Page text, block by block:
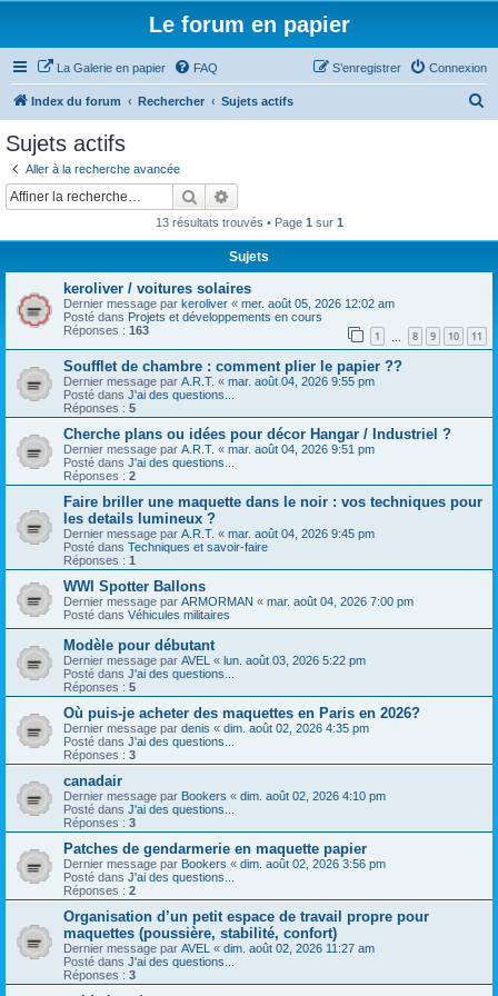
Le forum en papier
La Galerie en papier FAQ Connexion
S’enregistrer
Index du forum Rechercher Sujets actifs
Sujets actifs
Aller à la recherche avancée
Rechercher
13 résultats trouvés • Page 1 sur 1
Sujets
keroliver / voitures solaires
Dernier message par keroliver « mer. août 05, 2026 12:02 am
Posté dans Projets et développements en cours
Réponses : 163 1 8 9 10 11
Soufflet de chambre : comment plier le papier ??
Dernier message par A.R.T. « mar. août 04, 2026 9:55 pm
Posté dans J'ai des questions...
Réponses : 5
Cherche plans ou idées pour décor Hangar / Industriel ?
Dernier message par A.R.T. « mar. août 04, 2026 9:51 pm
Posté dans J'ai des questions...
Réponses : 2
Faire briller une maquette dans le noir : vos techniques pour
les details lumineux ?
Dernier message par A.R.T. « mar. août 04, 2026 9:45 pm
Posté dans Techniques et savoir-faire
Réponses : 1
WWI Spotter Ballons
Dernier message par ARMORMAN « mar. août 04, 2026 7:00 pm
Posté dans Véhicules militaires
Modèle pour débutant
Dernier message par AVEL « lun. août 03, 2026 5:22 pm
Posté dans J'ai des questions...
Réponses : 5
Où puis-je acheter des maquettes en Paris en 2026?
Dernier message par denis « dim. août 02, 2026 4:35 pm
Posté dans J'ai des questions...
Réponses : 3
canadair
Dernier message par Bookers « dim. août 02, 2026 4:10 pm
Posté dans J'ai des questions...
Réponses : 3
Patches de gendarmerie en maquette papier
Dernier message par Bookers « dim. août 02, 2026 3:56 pm
Posté dans J'ai des questions...
Réponses : 2
Organisation d’un petit espace de travail propre pour
maquettes (poussière, stabilité, confort)
Dernier message par AVEL « dim. août 02, 2026 11:27 am
Posté dans J'ai des questions...
Réponses : 3